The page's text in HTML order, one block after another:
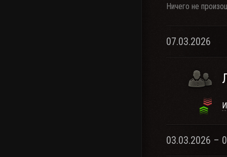
Ничего не
07.03.2026
03.03.2026 –